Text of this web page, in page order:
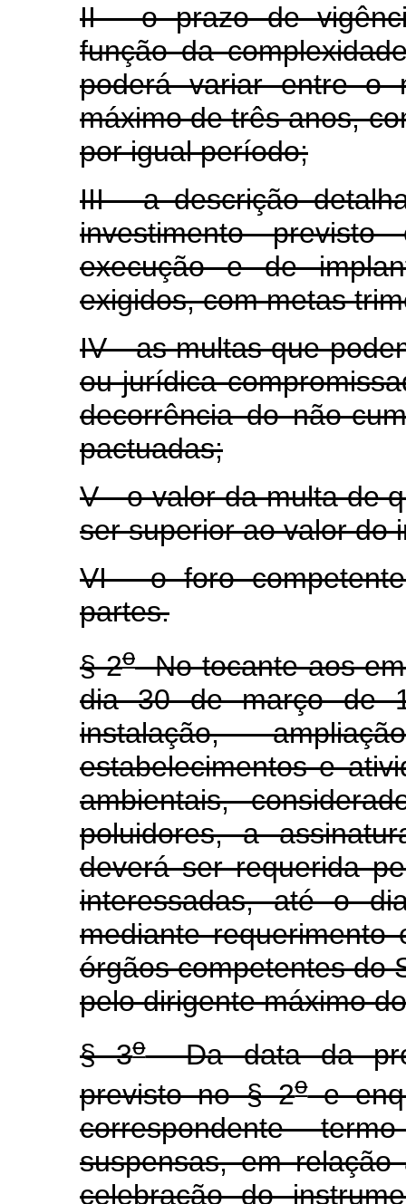
II - o prazo de
função da
poderá variar entre o
máximo de três anos,
por igual período;
III - a descrição
investimento
execução e de
exigidos, com metas
IV - as multas que
ou jurídica
decorrência do não-
pactuadas;
V - o valor da multa de
ser superior ao valor do
VI - o foro
partes.
§ 2oNo tocante aos
dia 30 de março de
instalação,
estabelecimentos e
ambientais,
poluidores, a
deverá ser requerida
interessadas, até o
mediante requerimento
órgãos competentes do
pelo dirigente máximo
§ 3oDa data da
previsto no § 2oe
correspondente
suspensas, em
celebração do